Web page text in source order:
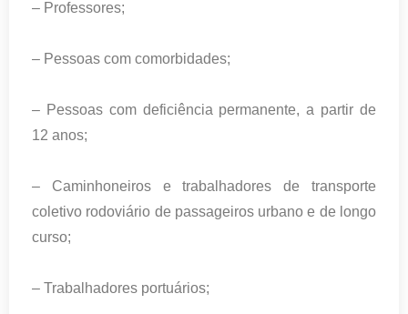
– Professores;
– Pessoas com comorbidades;
– Pessoas com deficiência permanente, a partir de
12 anos;
– Caminhoneiros e trabalhadores de transporte
coletivo rodoviário de passageiros urbano e de longo
curso;
– Trabalhadores portuários;